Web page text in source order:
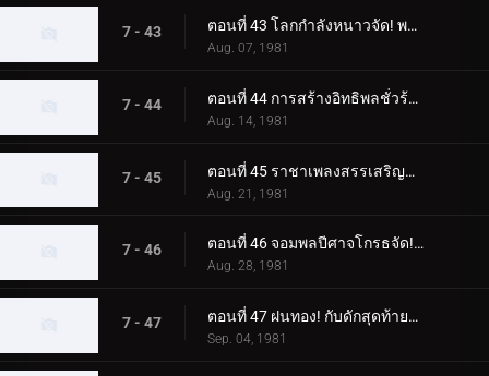
7 - 43 ตอนที่ 43 โลกกำลังหนาวจัด! พลังของมอนสเตอร์พัดลมไฟฟ้า!
Aug. 07, 1981
7 - 44 ตอนที่ 44 การสร้างอิทธิพลชั่วร้ายของสัตว์ประหลาด Nyokinyoki Hashigo
Aug. 14, 1981
7 - 45 ตอนที่ 45 ราชาเพลงสรรเสริญสัตว์ประหลาดที่ยอดเยี่ยมที่สุดที่คุณนึกถึง
Aug. 21, 1981
7 - 46 ตอนที่ 46 จอมพลปีศาจโกรธจัด! แปลงร่าง วิล-โอ-เดอะ-วิสป์! เจ้าหญิง!!
Aug. 28, 1981
7 - 47 ตอนที่ 47 ฝนทอง! กับดักสุดท้ายของศาสตราจารย์โกสต์!!
Sep. 04, 1981